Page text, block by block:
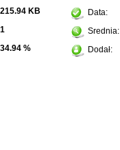
215.94 KB Data:
1 Srednia:
34.94 % Dodał: